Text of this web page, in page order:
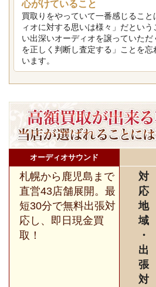
心がけていること
買取りをやっていて一番感じるこ
ィオに対する思いは様々」だとい
い出深いオーディオを譲っていた
を正しく判断し査定する」ことを
います。
オーディオサウンド
札幌から鹿児島まで
直営43店舗展開。最
短30分で無料出張対
応し、即日現金買
取！
対
応
地
域
・
出
張
対